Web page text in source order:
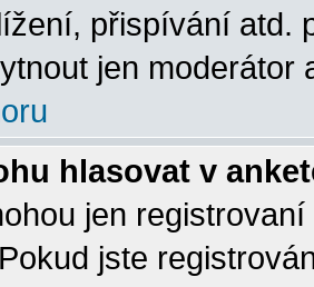
přispívání atd.
jen moderátor
hlasovat v
jen
jste